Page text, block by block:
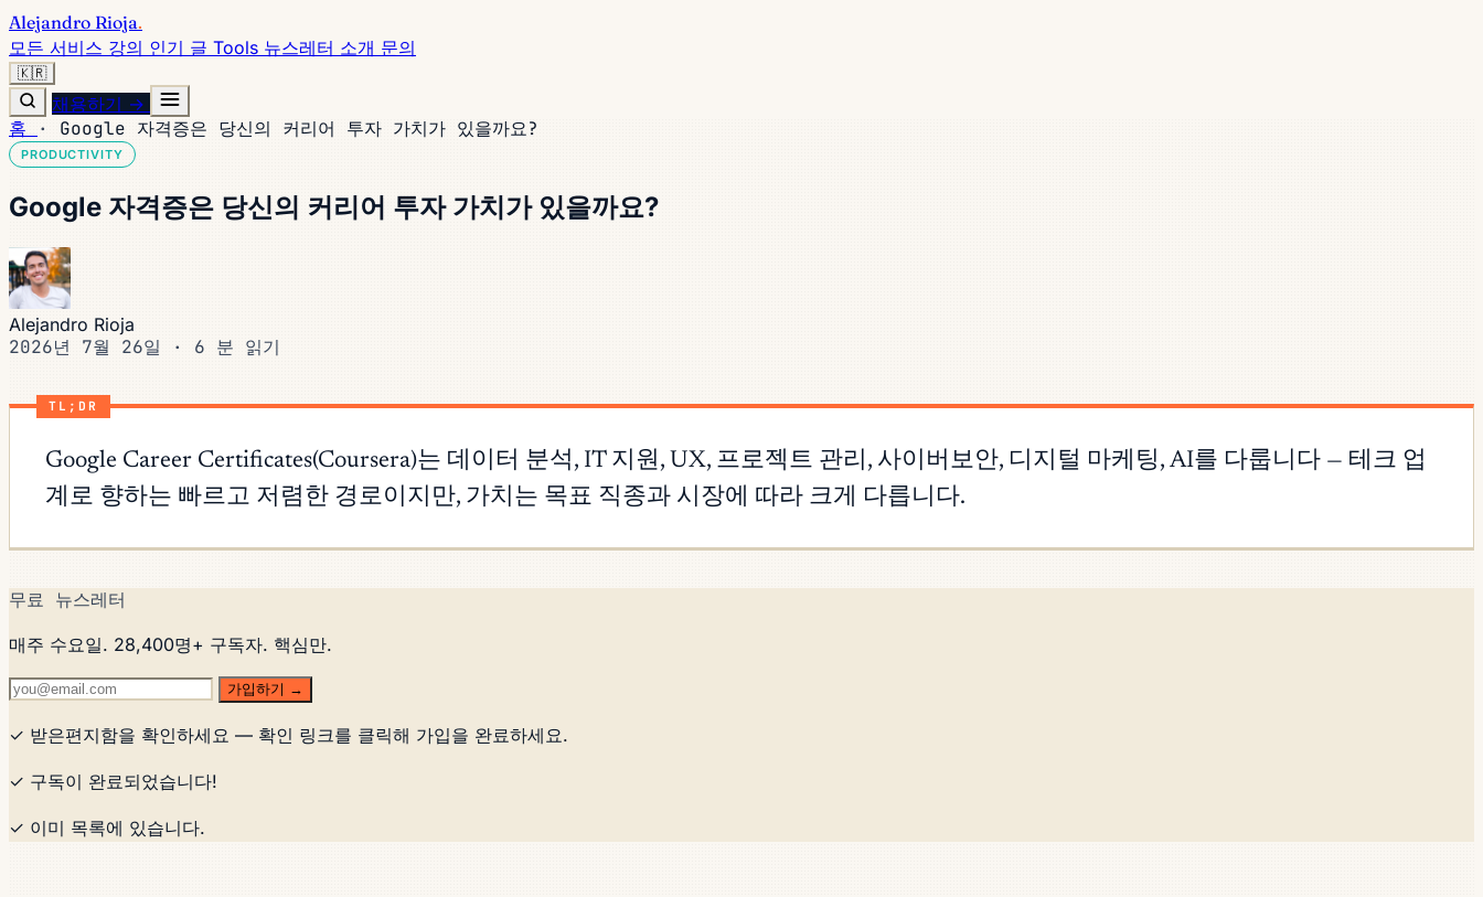
Alejandro Rioja.
모든 서비스 강의 인기 글 Tools 뉴스레터 소개 문의
🇰🇷
채용하기 →
홈 · Google 자격증은 당신의 커리어 투자 가치가 있을까요?
PRODUCTIVITY
Google 자격증은 당신의 커리어 투자 가치가 있을까요?
Alejandro Rioja
2026년 7월 26일 · 6 분 읽기
TL;DR
Google Career Certificates(Coursera)는 데이터 분석, IT 지원, UX, 프로젝트 관리, 사이버보안, 디지털 마케팅, AI를 다룹니다 — 테크 업
계로 향하는 빠르고 저렴한 경로이지만, 가치는 목표 직종과 시장에 따라 크게 다릅니다.
무료 뉴스레터
매주 수요일. 28,400명+ 구독자. 핵심만.
가입하기 →
✓ 받은편지함을 확인하세요 — 확인 링크를 클릭해 가입을 완료하세요.
✓ 구독이 완료되었습니다!
✓ 이미 목록에 있습니다.